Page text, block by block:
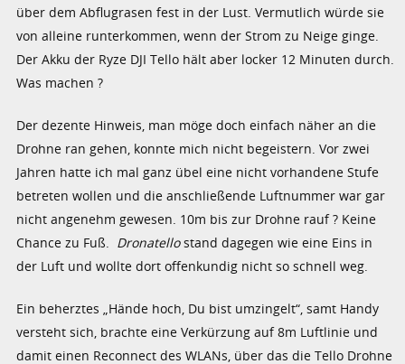
über dem Abflugrasen fest in der Lust. Vermutlich würde sie
von alleine runterkommen, wenn der Strom zu Neige ginge.
Der Akku der Ryze DJI Tello hält aber locker 12 Minuten durch.
Was machen ?
Der dezente Hinweis, man möge doch einfach näher an die
Drohne ran gehen, konnte mich nicht begeistern. Vor zwei
Jahren hatte ich mal ganz übel eine nicht vorhandene Stufe
betreten wollen und die anschließende Luftnummer war gar
nicht angenehm gewesen. 10m bis zur Drohne rauf ? Keine
Chance zu Fuß.
Dronatellostand dagegen wie eine Eins in
der Luft und wollte dort offenkundig nicht so schnell weg.
Ein beherztes „Hände hoch, Du bist umzingelt“, samt Handy
versteht sich, brachte eine Verkürzung auf 8m Luftlinie und
damit einen Reconnect des WLANs, über das die Tello Drohne